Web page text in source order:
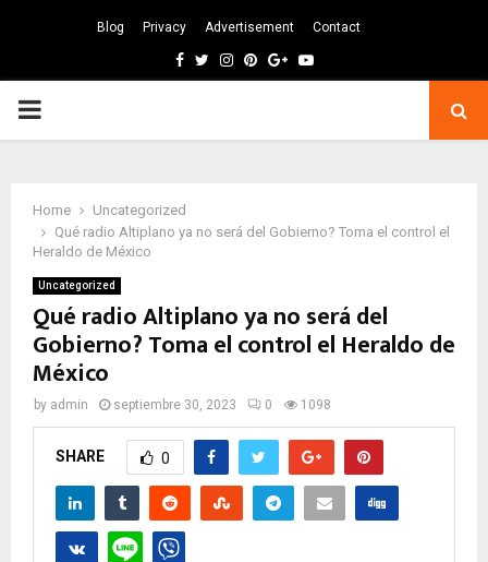
Blog Privacy Advertisement Contact
Facebook
TwitterInstagram
Pinterest
GoogleYoutube
PRIMARY
Home
Uncategorized
Qué radio Altiplano ya no será del Gobierno? Toma el control el
Heraldo de México
Uncategorized
Qué radio Altiplano ya no será del
Gobierno? Toma el control el Heraldo de
México
by admin septiembre 30, 2023 0 1098
SHARE 0